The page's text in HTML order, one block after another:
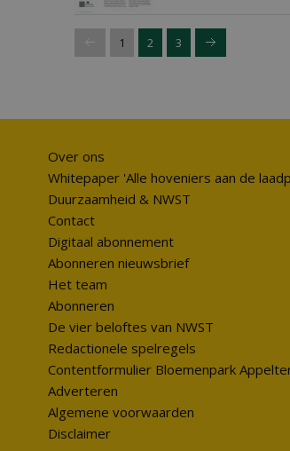
1 2 3
Over ons
Whitepaper 'Alle hoveniers aan de
Duurzaamheid & NWST
Contact
Digitaal abonnement
Abonneren nieuwsbrief
Het team
Abonneren
De vier beloftes van NWST
Redactionele spelregels
Contentformulier Bloemenpark
Adverteren
Algemene voorwaarden
Disclaimer